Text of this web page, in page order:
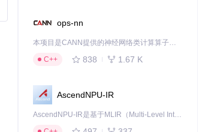
ops-nn
本项目是CANN提供的神经网络类计算算子库，实现网络在NPU上加速计算。
C++
838 1.67 K
AscendNPU-IR
AscendNPU-IR是基于MLIR（Multi-Level Intermediate Representation）构建的，面向昇腾亲和算子编译时使用的中间表示，提供昇腾完备表达能力，通过编译优化提升昇腾AI处理器计算效率，支持通过生态框架使能昇腾AI处理器与深度调优